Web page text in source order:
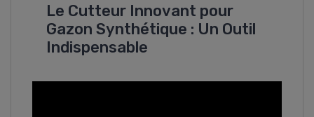
Le Cutteur Innovant pour
Gazon Synthétique : Un Outil
Indispensable